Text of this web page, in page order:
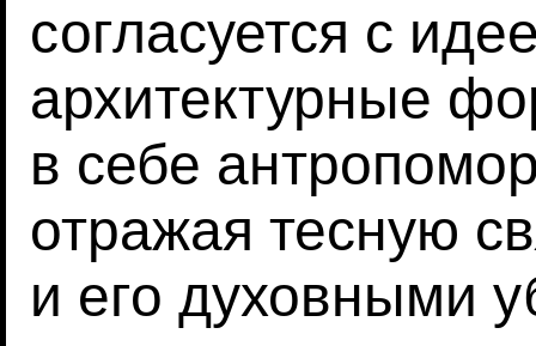
согласуется с
архитектурные
в себе
отражая тесную
и его духовными